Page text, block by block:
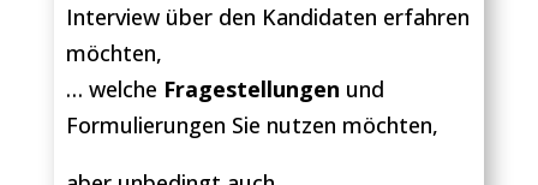
Interview über den Kandidaten erfahren
möchten,
… welche Fragestellungen und
Formulierungen Sie nutzen möchten,